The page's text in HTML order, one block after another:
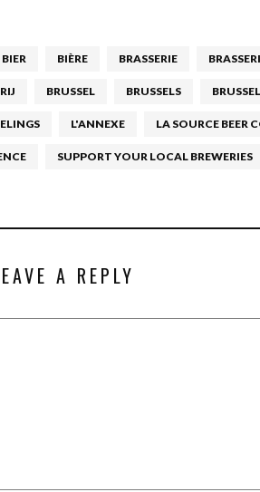
BIER BIÈRE BRASSERIE
BRUSSEL BRUSSELS
L'ANNEXE LA SOURCE BEER
SUPPORT YOUR LOCAL BREWERIES
A REPLY